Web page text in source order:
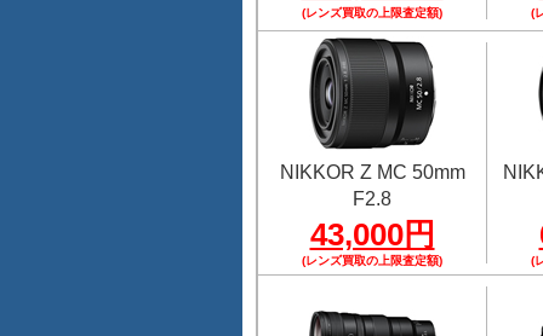
(レンズ買取の上限査定額) (
NIKKOR Z MC 50mm
F2.8
43,000円
(レンズ買取の上限査定額) (